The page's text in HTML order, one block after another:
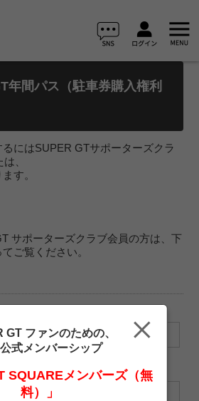
年間パス（駐車券購入権利
にはSUPER GTサポーターズクラ
、
す。
サポーターズクラブ会員の方は、下
ご覧ください。
GT ファンのための、
式メンバーシップ
SQUAREメンバーズ（無
料）」